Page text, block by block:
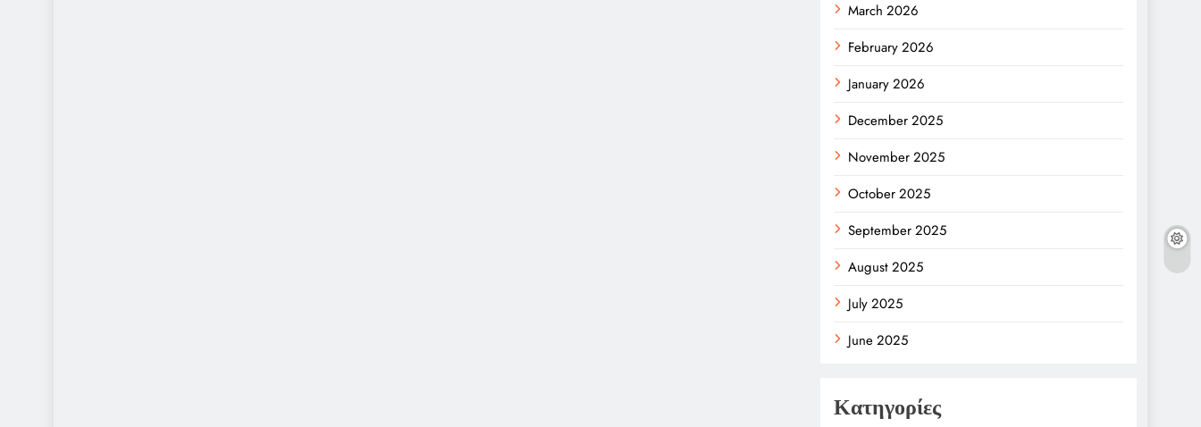
March 2026
February 2026
January 2026
December 2025
November 2025
October 2025
September 2025
August 2025
July 2025
June 2025
Κατηγορίες